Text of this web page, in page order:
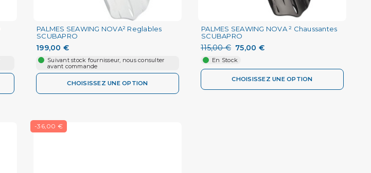
PALMES SEAWING NOVA² Reglables
SCUBAPRO
199,00 €
Suivant stock fournisseur, nous consulter
avant commande
CHOISISSEZ UNE OPTION
PALMES SEAWING NOVA ² Chaussantes
SCUBAPRO
115,00 € 75,00 €
En Stock
CHOISISSEZ UNE OPTION
-36,00 €